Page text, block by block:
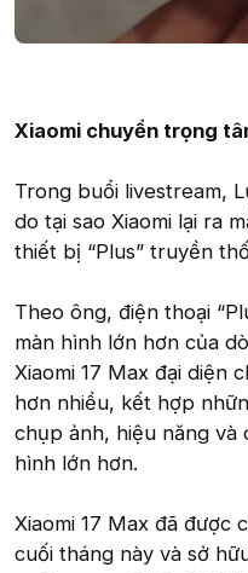
Xiaomi chuyển trọng
Trong buổi livestream,
do tại sao Xiaomi lại ra
thiết bị “Plus” truyền
Theo ông, điện thoại
màn hình lớn hơn của
Xiaomi 17 Max đại diện
hơn nhiều, kết hợp
chụp ảnh, hiệu năng và
hình lớn hơn.
Xiaomi 17 Max đã được
cuối tháng này và sở